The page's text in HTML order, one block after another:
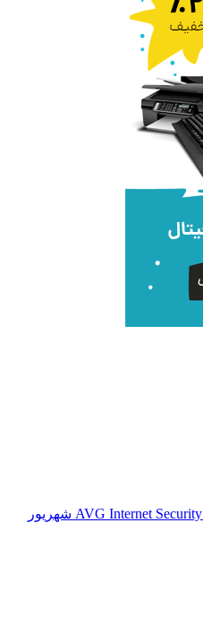
AVG Internet Security 27 شهریور